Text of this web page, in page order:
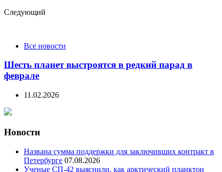
Следующий
Все новости
Шесть планет выстроятся в редкий парад в
феврале
11.02.2026
Новости
Названа сумма поддержки для заключивших контракт в
Петербурге 07.08.2026
Ученые СП-42 выяснили, как арктический планктон